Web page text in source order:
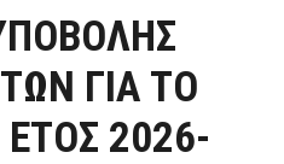
ΓΙΑ ΤΟ
2026-